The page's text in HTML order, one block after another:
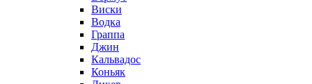
Виски
Водка
Граппа
Джин
Кальвадос
Коньяк